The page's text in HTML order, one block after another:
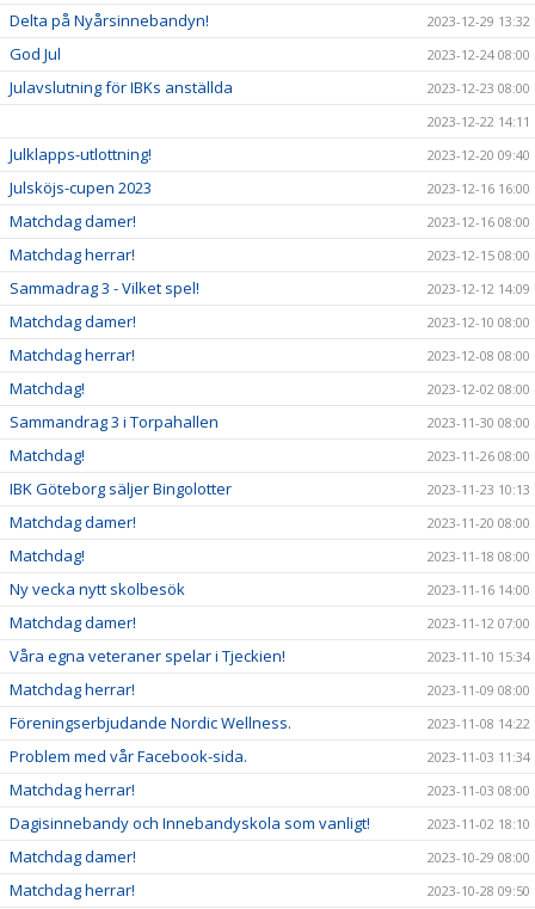
Delta på Nyårsinnebandyn! 2023-12-29 13:32
God Jul 2023-12-24 08:00
Julavslutning för IBKs anställda
2023-12-23 08:00
2023-12-22 14:11
Julklapps-utlottning! 2023-12-20 09:40
Julsköjs-cupen 2023 2023-12-16 16:00
Matchdag damer! 2023-12-16 08:00
Matchdag herrar! 2023-12-15 08:00
Sammadrag 3 - Vilket spel! 2023-12-12 14:09
Matchdag damer! 2023-12-10 08:00
Matchdag herrar! 2023-12-08 08:00
Matchdag! 2023-12-02 08:00
Sammandrag 3 i Torpahallen 2023-11-30 08:00
Matchdag! 2023-11-26 08:00
IBK Göteborg säljer Bingolotter 2023-11-23 10:13
Matchdag damer! 2023-11-20 08:00
Matchdag! 2023-11-18 08:00
Ny vecka nytt skolbesök 2023-11-16 14:00
Matchdag damer! 2023-11-12 07:00
Våra egna veteraner spelar i Tjeckien! 2023-11-10 15:34
Matchdag herrar! 2023-11-09 08:00
Föreningserbjudande Nordic Wellness. 2023-11-08 14:22
Problem med vår Facebook-sida. 2023-11-03 11:34
Matchdag herrar! 2023-11-03 08:00
Dagisinnebandy och Innebandyskola som vanligt! 2023-11-02 18:10
Matchdag damer! 2023-10-29 08:00
Matchdag herrar! 2023-10-28 09:50